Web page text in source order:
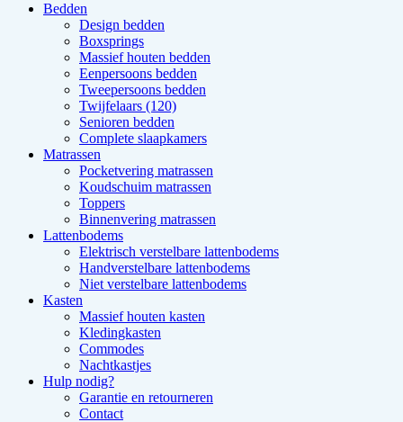
Bedden
Design bedden
Boxsprings
Massief houten bedden
Eenpersoons bedden
Tweepersoons bedden
Twijfelaars (120)
Senioren bedden
Complete slaapkamers
Matrassen
Pocketvering matrassen
Koudschuim matrassen
Toppers
Binnenvering matrassen
Lattenbodems
Elektrisch verstelbare lattenbodems
Handverstelbare lattenbodems
Niet verstelbare lattenbodems
Kasten
Massief houten kasten
Kledingkasten
Commodes
Nachtkastjes
Hulp nodig?
Garantie en retourneren
Contact